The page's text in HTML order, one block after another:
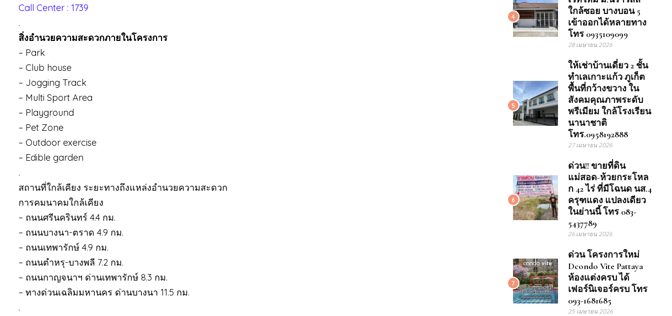
Call Center : 1739
.
สิ่งอำนวยความสะดวกภายในโครงการ
– Park
– Club house
– Jogging Track
– Multi Sport Area
– Playground
– Pet Zone
– Outdoor exercise
– Edible garden
.
สถานที่ใกล้เคียง ระยะทางถึงแหล่งอำนวยความสะดวก
การคมนาคมใกล้เคียง
– ถนนศรีนครินทร์ 4.4 กม.
– ถนนบางนา-ตราด 4.9 กม.
– ถนนเทพารักษ์ 4.9 กม.
– ถนนตำหรุ-บางพลี 7.2 กม.
– ถนนกาญจนาฯ ด่านเทพารักษ์ 8.3 กม.
– ทางด่วนเฉลิมมหานคร ด่านบางนา 11.5 กม.
.
4
ใกล้ซอย บางบอน 5
เข้าออกได้หลายทาง
โทร 0935109099
28 เมษายน 2026
5
ให้เช่าบ้านเดี่ยว 2 ชั้น
ทำเลเกาะแก้ว ภูเก็ต
พื้นที่กว้างขวาง ใน
สังคมคุณภาพระดับ
พรีเมียม ใกล้โรงเรียน
นานาชาติ
โทร.0958192888
27 เมษายน 2026
6
ด่วน!! ขายที่ดิน
แม่สอด-ห้วยกระโหล
ก 42 ไร่ ที่มีโฉนด นส.4
ครุฑแดง แปลงเดียว
ในย่านนี้ โทร 083-
5437789
26 เมษายน 2026
7
ด่วน โครงการใหม่
Dcondo Vite Pattaya
ห้องแต่งครบ ได้
เฟอร์นิเจอร์ครบ โทร
093-1681685
25 เมษายน 2026